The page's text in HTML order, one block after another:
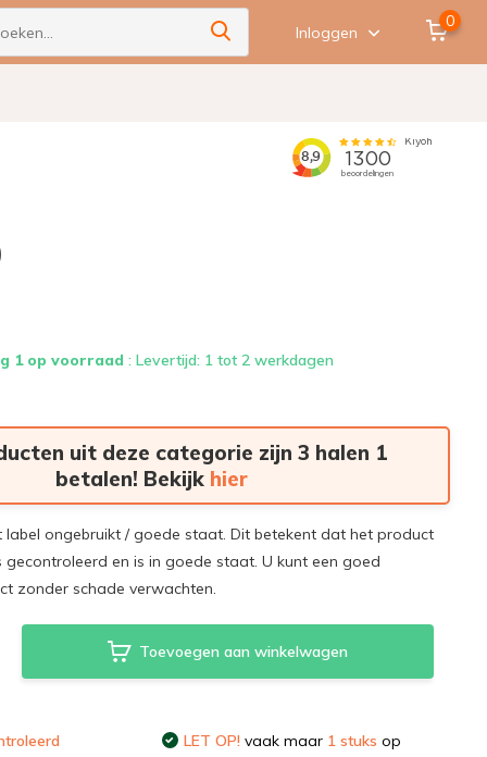
Inloggen
0
1 op voorraad: Levertijd: 1 tot 2 werkdagen
uit deze categorie zijn 3 halen 1
betalen! Bekijk hier
ongebruikt / goede staat. Dit betekent dat het product
gecontroleerd en is in goede staat. U kunt een goed
zonder schade verwachten.
Toevoegen aan winkelwagen
LET OP!vaak maar 1 stuks op